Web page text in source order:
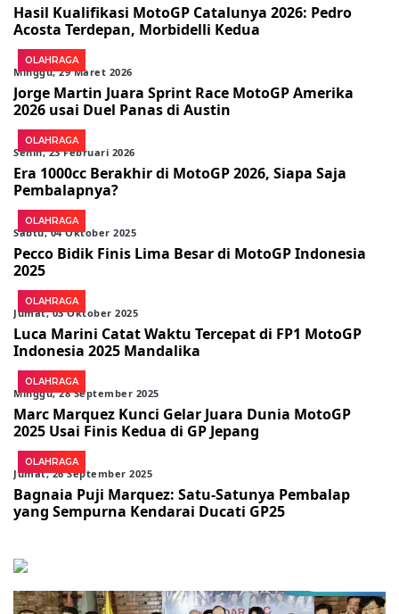
Hasil Kualifikasi MotoGP Catalunya 2026: Pedro
Acosta Terdepan, Morbidelli Kedua
OLAHRAGA
Minggu, 29 Maret 2026
Jorge Martin Juara Sprint Race MotoGP Amerika
2026 usai Duel Panas di Austin
OLAHRAGA
Senin, 23 Februari 2026
Era 1000cc Berakhir di MotoGP 2026, Siapa Saja
Pembalapnya?
OLAHRAGA
Sabtu, 04 Oktober 2025
Pecco Bidik Finis Lima Besar di MotoGP Indonesia
2025
OLAHRAGA
Jumat, 03 Oktober 2025
Luca Marini Catat Waktu Tercepat di FP1 MotoGP
Indonesia 2025 Mandalika
OLAHRAGA
Minggu, 28 September 2025
Marc Marquez Kunci Gelar Juara Dunia MotoGP
2025 Usai Finis Kedua di GP Jepang
OLAHRAGA
Jumat, 26 September 2025
Bagnaia Puji Marquez: Satu-Satunya Pembalap
yang Sempurna Kendarai Ducati GP25